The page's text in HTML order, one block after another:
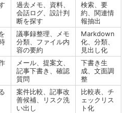
過去メモ、資料、
会話ログ、設計判
断を探す
検索、要
約、関連情
報抽出
議事録整理、メモ
分類、ファイル内
容の要約
Markdown
化、分類、
見出し化
メール、提案文、
記事下書き、確認
質問
下書き生
成、文面調
整
案件比較、記事改
善候補、リスク洗
い出し
比較表、チ
ェックリス
ト化